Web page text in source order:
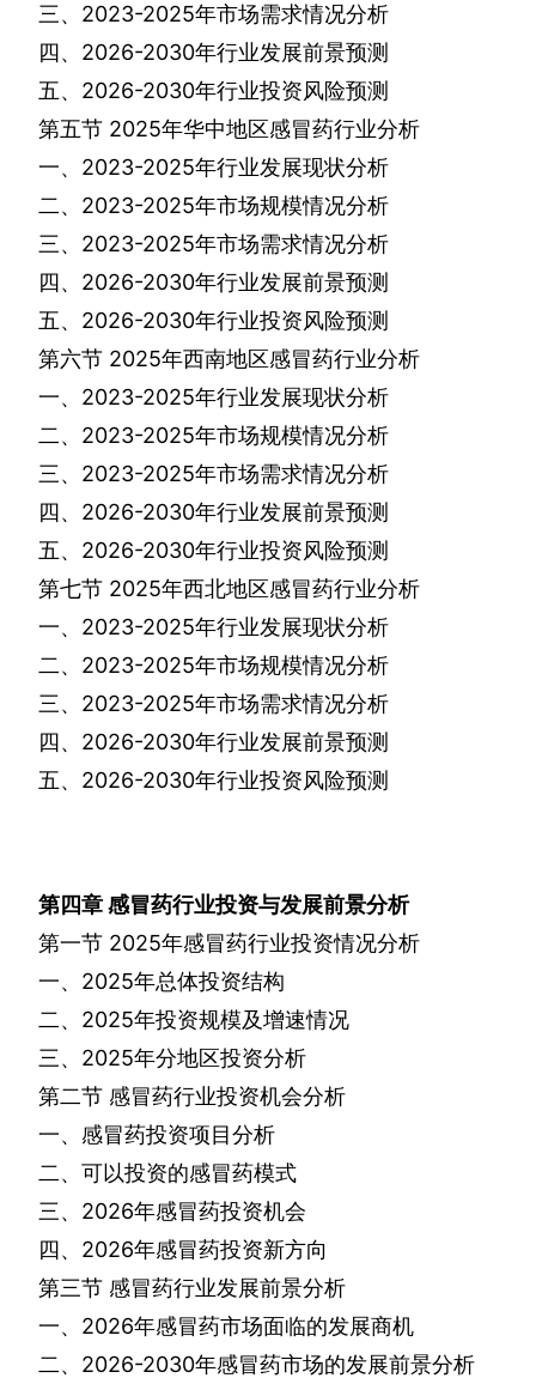
三、 2023-2025年市场需求情况分析
四、 2026-2030年行业发展前景预测
五、 2026-2030年行业投资风险预测
第五节 2025年华中地区感冒药行业分析
一、 2023-2025年行业发展现状分析
二、 2023-2025年市场规模情况分析
三、 2023-2025年市场需求情况分析
四、 2026-2030年行业发展前景预测
五、 2026-2030年行业投资风险预测
第六节 2025年西南地区感冒药行业分析
一、 2023-2025年行业发展现状分析
二、 2023-2025年市场规模情况分析
三、 2023-2025年市场需求情况分析
四、 2026-2030年行业发展前景预测
五、 2026-2030年行业投资风险预测
第七节 2025年西北地区感冒药行业分析
一、 2023-2025年行业发展现状分析
二、 2023-2025年市场规模情况分析
三、 2023-2025年市场需求情况分析
四、 2026-2030年行业发展前景预测
五、 2026-2030年行业投资风险预测
第四章感冒药行业投资与发展前景分析
第一节 2025年感冒药行业投资情况分析
一、 2025年总体投资结构
二、 2025年投资规模及增速情况
三、 2025年分地区投资分析
第二节 感冒药行业投资机会分析
一、感冒药投资项目分析
二、可以投资的感冒药模式
三、 2026年感冒药投资机会
四、 2026年感冒药投资新方向
第三节 感冒药行业发展前景分析
一、 2026年感冒药市场面临的发展商机
二、 2026-2030年感冒药市场的发展前景分析